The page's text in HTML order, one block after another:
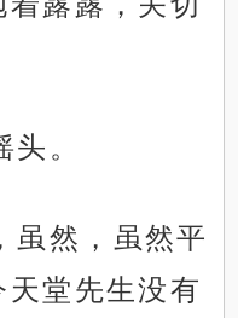
。
虽然，虽然平
堂先生没有